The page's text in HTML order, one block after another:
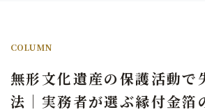
COLUMN
無形文化遺産の保護活動で
法｜実務者が選ぶ縁付金箔